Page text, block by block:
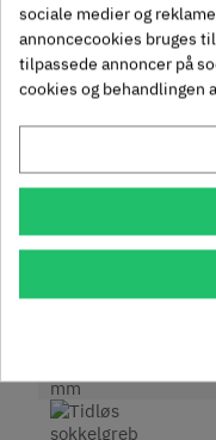
sociale medier og
annoncecookies bruges
tilpassede annoncer på
cookies og behandlingen